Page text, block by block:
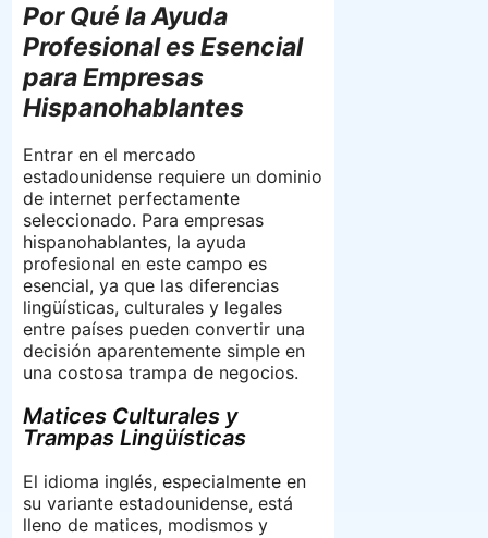
Por Qué la Ayuda
Profesional es Esencial
para Empresas
Hispanohablantes
Entrar en el mercado
estadounidense requiere un dominio
de internet perfectamente
seleccionado. Para empresas
hispanohablantes, la ayuda
profesional en este campo es
esencial, ya que las diferencias
lingüísticas, culturales y legales
entre países pueden convertir una
decisión aparentemente simple en
una costosa trampa de negocios.
Matices Culturales y
Trampas Lingüísticas
El idioma inglés, especialmente en
su variante estadounidense, está
lleno de matices, modismos y